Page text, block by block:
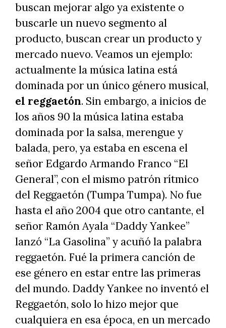
buscan mejorar algo ya existente o
buscarle un nuevo segmento al
producto, buscan crear un producto y
mercado nuevo. Veamos un ejemplo:
actualmente la música latina está
dominada por un único género musical,
el reggaetón. Sin embargo, a inicios de
los años 90 la música latina estaba
dominada por la salsa, merengue y
balada, pero, ya estaba en escena el
señor Edgardo Armando Franco “El
General”, con el mismo patrón rítmico
del Reggaetón (Tumpa Tumpa). No fue
hasta el año 2004 que otro cantante, el
señor Ramón Ayala “Daddy Yankee”
lanzó “La Gasolina” y acuñó la palabra
reggaetón. Fué la primera canción de
ese género en estar entre las primeras
del mundo. Daddy Yankee no inventó el
Reggaetón, solo lo hizo mejor que
cualquiera en esa época, en un mercado